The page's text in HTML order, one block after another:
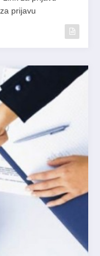
prijavu